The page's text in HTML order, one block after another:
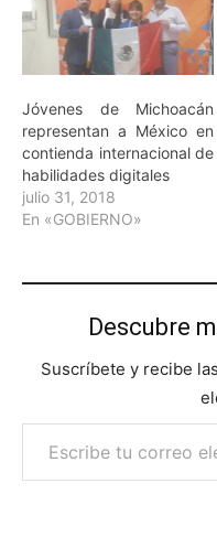
Jóvenes de Michoacán
representan a México en
contienda internacional de
habilidades digitales
julio 31, 2018
En «GOBIERNO»
Descubre
Suscríbete y recibe
Escribe tu correo electrónico…